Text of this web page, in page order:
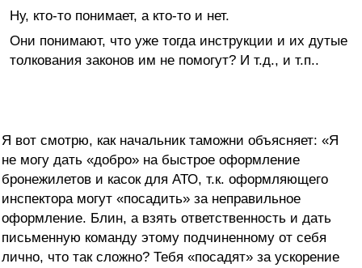
Ну, кто-то понимает, а кто-то и нет.
Они понимают, что уже тогда инструкции и их дутые
толкования законов им не помогут? И т.д., и т.п..
Я вот смотрю, как начальник таможни объясняет: «Я
не могу дать «добро» на быстрое оформление
бронежилетов и касок для АТО, т.к. оформляющего
инспектора могут «посадить» за неправильное
оформление. Блин, а взять ответственность и дать
письменную команду этому подчиненному от себя
лично, что так сложно? Тебя «посадят» за ускорение